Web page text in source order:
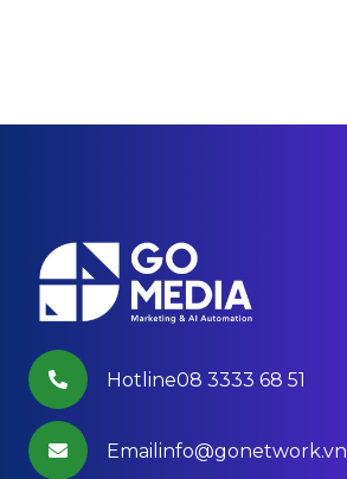
Hotline08 3333 68 51
Emailinfo@gonetwork.vn